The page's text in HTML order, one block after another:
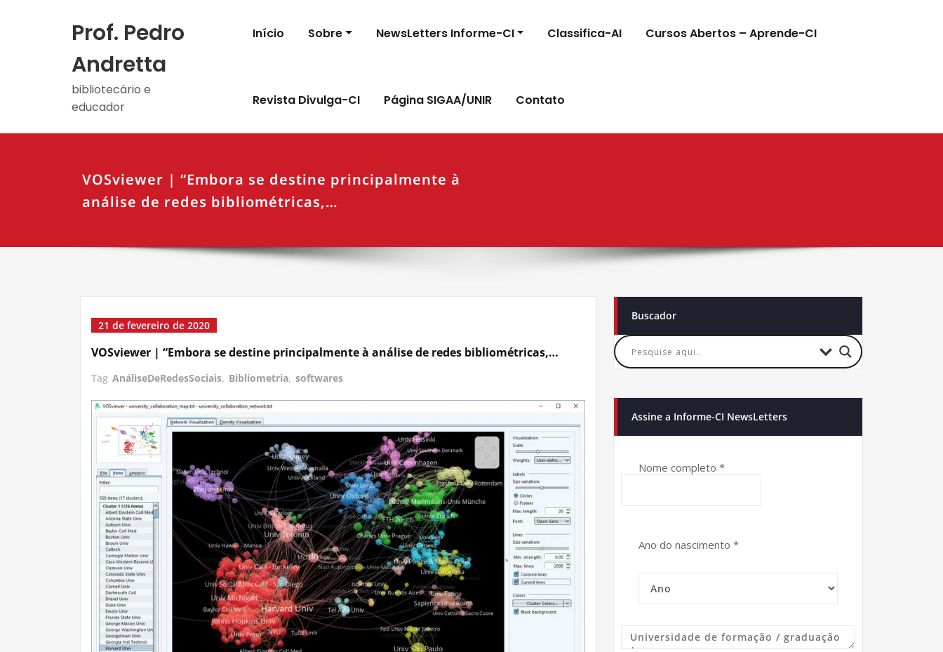
Prof. Pedro
Andretta
bibliotecário e
educador
Início Sobre NewsLetters Informe-CI Classifica-AI Cursos Abertos – Aprende-CI
Revista Divulga-CI Página SIGAA/UNIR Contato
VOSviewer | “Embora se destine principalmente à
análise de redes bibliométricas,…
21 de fevereiro de 2020
VOSviewer | “Embora se destine principalmente à análise de redes bibliométricas,…
Tag AnáliseDeRedesSociais, Bibliometria, softwares
Buscador
Assine a Informe-CI NewsLetters
Nome completo *
Ano do nascimento *